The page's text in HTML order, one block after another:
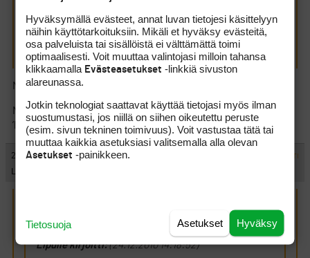
niin, että ne penaltit tulee tai sitten ei!
Tai hieman ’epäurheilijamainen’ asenne eli otatko vastaan
kaikki ’suositellut’ penaltit.
Mitä tarkoittaa ottaa vastaan tai suositella?
Mutta kyllä mä silti rupeen taas epäilemään jotain yhteyttä
’lipulle’ ja ’Ullan’ välille. Tai ainakin ’yhteyttä’
24.12.2010 17:13:00 #284820 ILMOITA ASIATON VIESTI
Lipulle
Lipulle kirjoitti:(24.12.2010 14:18:52)
Hyväksymällä evästeet, annat luvan tietojesi käsittelyyn
näihin käyttötarkoituksiin. Mikäli et hyväksy evästeitä,
osa palveluista tai sisällöistä ei välttämättä toimi
optimaalisesti. Voit muuttaa valintojasi milloin tahansa
klikkaamalla Evästeasetukset -linkkiä sivuston
alareunassa.
Jotkin teknologiat saattavat käyttää tietojasi myös ilman
suostumustasi, jos niillä on siihen oikeutettu peruste
(esim. sivun tekninen toimivuus). Voit vastustaa tätä tai
muuttaa kaikkia asetuksiasi valitsemalla alla olevan
Asetukset -painikkeen.
Hyväksy
Asetukset
Tietosuoja